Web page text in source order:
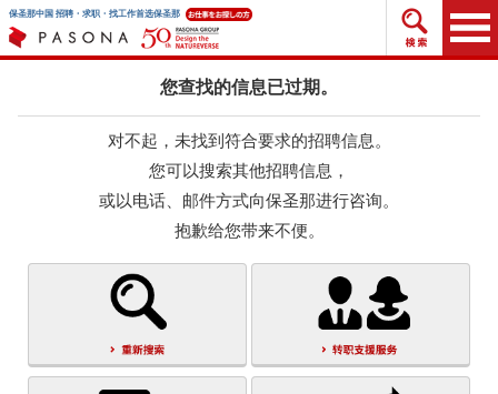
保圣那中国 招聘・求职・找工作首选保圣那 搜索
您查找的信息已过期。
对不起，未找到符合要求的招聘信息。
您可以搜索其他招聘信息，
或以电话、邮件方式向保圣那进行咨询。
抱歉给您带来不便。